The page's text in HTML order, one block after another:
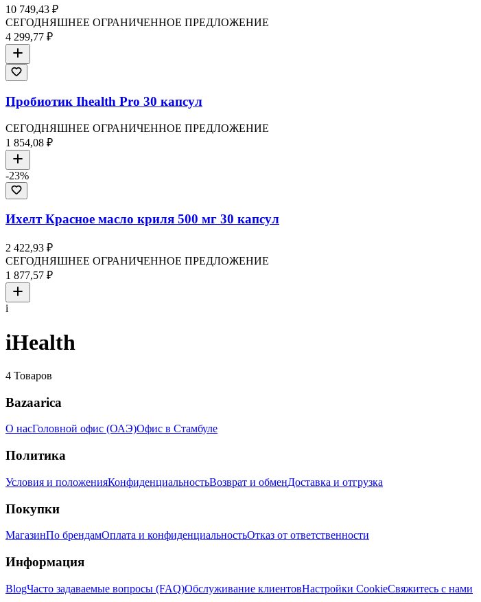
10 749,43 ₽
СЕГОДНЯШНЕЕ ОГРАНИЧЕННОЕ ПРЕДЛОЖЕНИЕ
4 299,77 ₽
Пробиотик Ihealth Pro 30 капсул
СЕГОДНЯШНЕЕ ОГРАНИЧЕННОЕ ПРЕДЛОЖЕНИЕ
1 854,08 ₽
-23%
Ихелт Красное масло криля 500 мг 30 капсул
2 422,93 ₽
СЕГОДНЯШНЕЕ ОГРАНИЧЕННОЕ ПРЕДЛОЖЕНИЕ
1 877,57 ₽
i
iHealth
4 Товаров
Bazaarica
О насГоловной офис (ОАЭ)Офис в Стамбуле
Политика
Условия и положенияКонфиденциальностьВозврат и обменДоставка и отгрузка
Покупки
МагазинПо брендамОплата и конфиденциальностьОтказ от ответственности
Информация
BlogЧасто задаваемые вопросы (FAQ)Обслуживание клиентовНастройки CookieСвяжитесь с нами